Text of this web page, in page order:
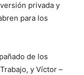
privada y
para los
de los
y Víctor –